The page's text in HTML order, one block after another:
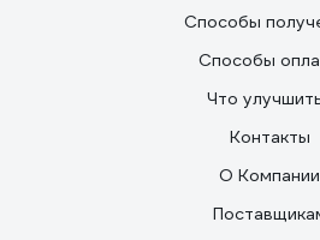
Способы
Способы
Что
Контакты
О Компании